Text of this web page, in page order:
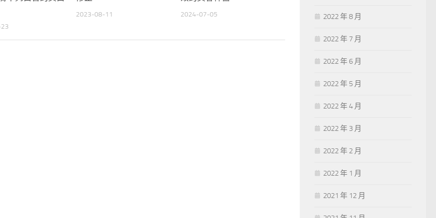
2023-08-11 2024-07-05 2022 年 8 月
2022 年 7 月
2022 年 6 月
2022 年 5 月
2022 年 4 月
2022 年 3 月
2022 年 2 月
2022 年 1 月
2021 年 12 月